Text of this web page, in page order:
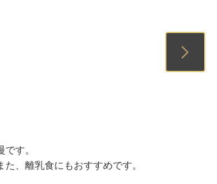
す。
、離乳食にもおすすめです。